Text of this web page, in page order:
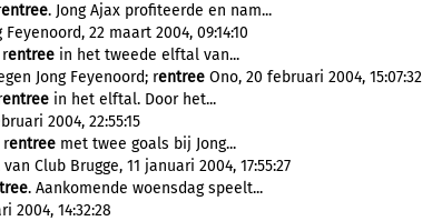
entree. Jong Ajax profiteerde en nam...
Feyenoord, 22 maart 2004, 09:14:10
entree in het tweede elftal van...
Jong Feyenoord; rentree Ono, 20 februari 2004, 15:07:32
entree in het elftal. Door het...
2004, 22:55:15
rentree met twee goals bij Jong...
Club Brugge, 11 januari 2004, 17:55:27
. Aankomende woensdag speelt...
2004, 14:32:28